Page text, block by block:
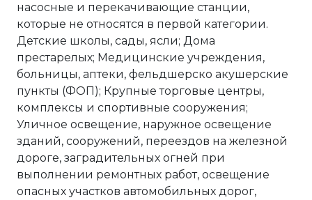
насосные и перекачивающие станции,
которые не относятся в первой категории.
Детские школы, сады, ясли; Дома
престарелых; Медицинские учреждения,
больницы, аптеки, фельдшерско акушерские
пункты (ФОП); Крупные торговые центры,
комплексы и спортивные сооружения;
Уличное освещение, наружное освещение
зданий, сооружений, переездов на железной
дороге, заградительных огней при
выполнении ремонтных работ, освещение
опасных участков автомобильных дорог,